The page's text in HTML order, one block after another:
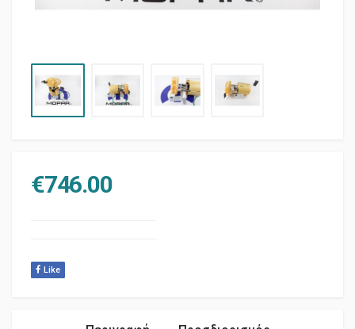
€746.00
Like